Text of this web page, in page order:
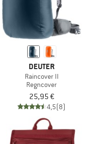
DEUTER
Raincover II
Regncover
25,95 €
4,5(8)